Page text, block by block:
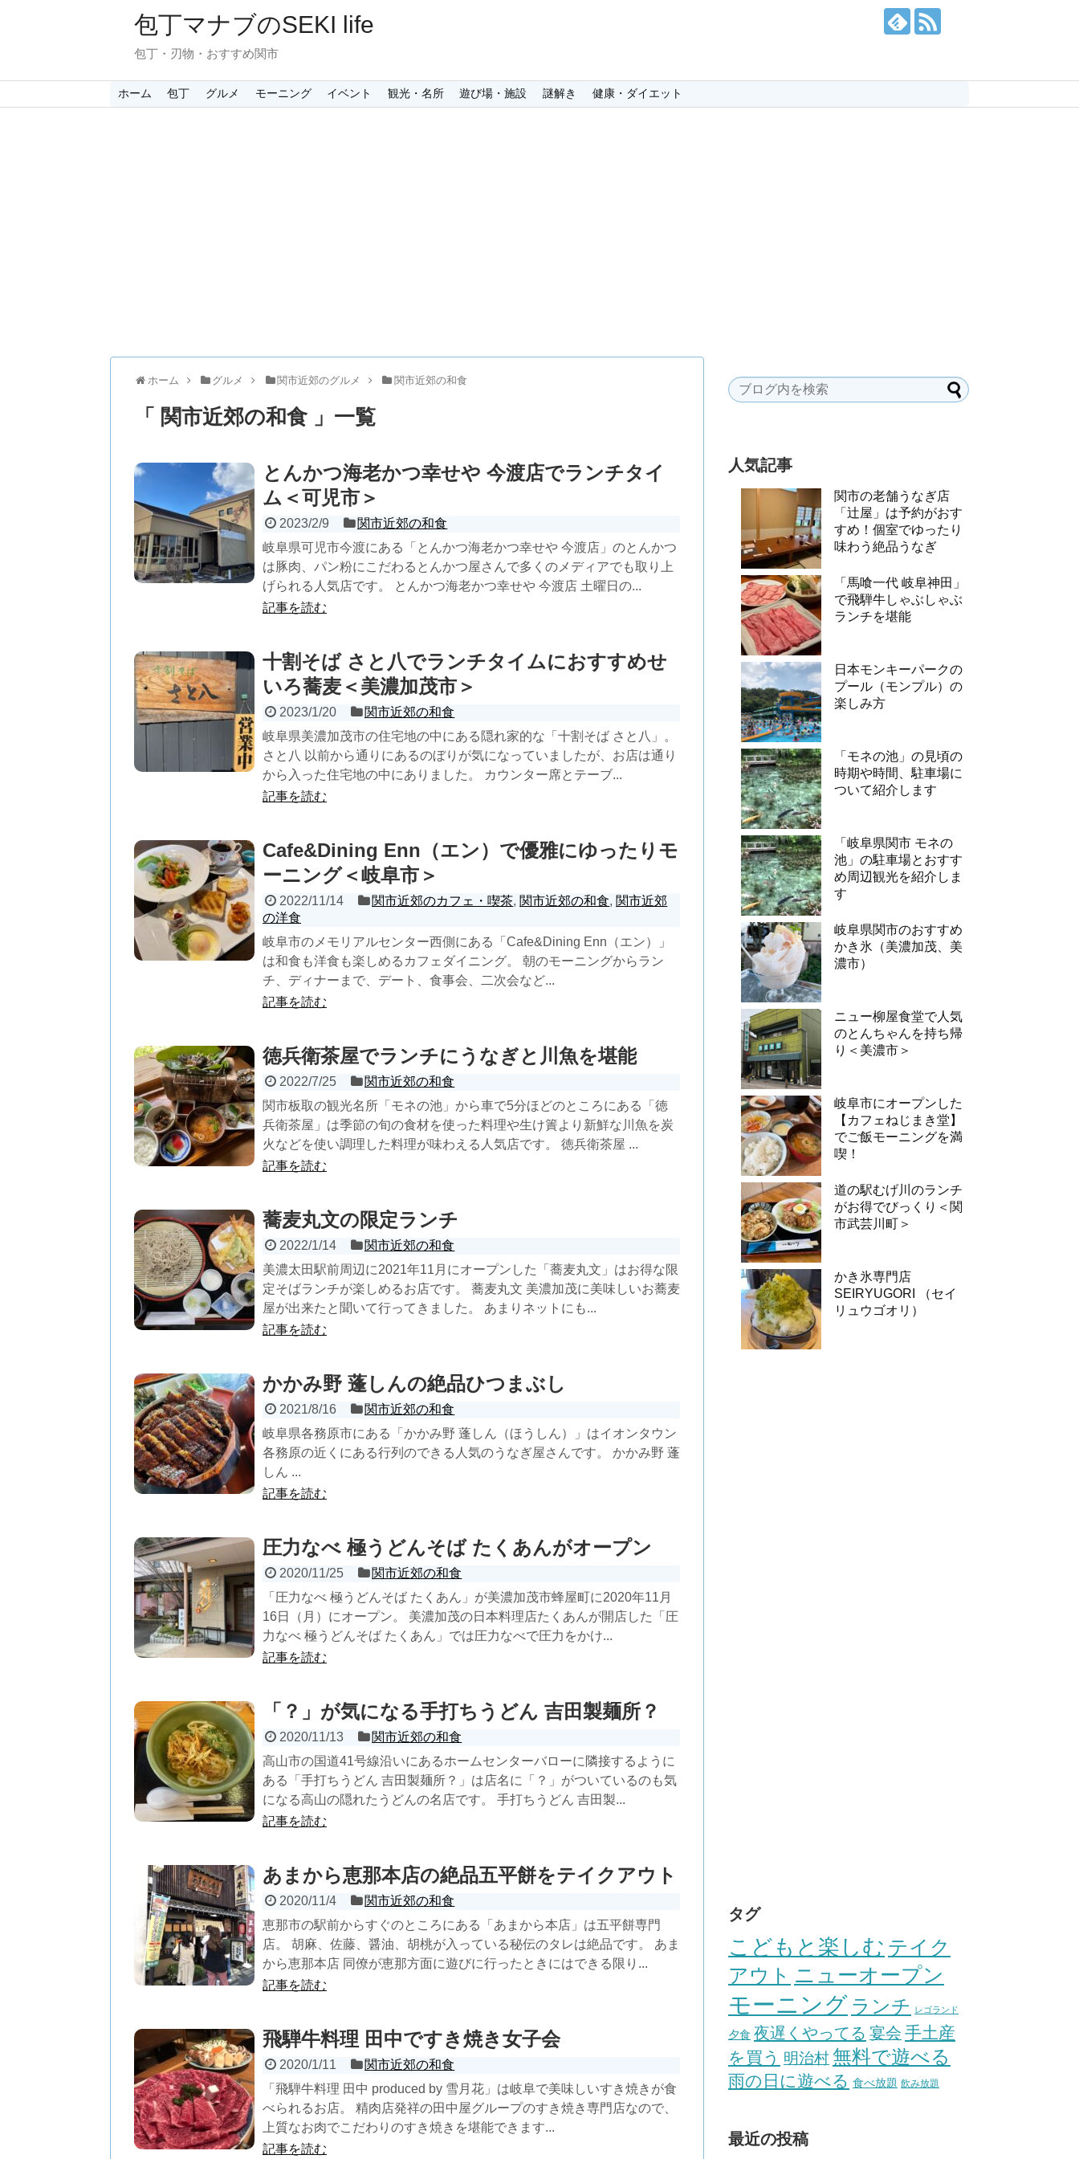
包丁マナブのSEKI life
包丁・刃物・おすすめ関市
ホーム 包丁 グルメ モーニング イベント 観光・名所 遊び場・施設 謎解き 健康・ダイエット
ホーム グルメ 関市近郊のグルメ 関市近郊の和食
「 関市近郊の和食 」一覧
とんかつ海老かつ幸せや 今渡店でランチタイ
ム＜可児市＞
2023/2/9
関市近郊の和食
岐阜県可児市今渡にある「とんかつ海老かつ幸せや 今渡店」のとんかつ
は豚肉、パン粉にこだわるとんかつ屋さんで多くのメディアでも取り上
げられる人気店です。 とんかつ海老かつ幸せや 今渡店 土曜日の...
記事を読む
十割そば さと八でランチタイムにおすすめせ
いろ蕎麦＜美濃加茂市＞
2023/1/20
関市近郊の和食
岐阜県美濃加茂市の住宅地の中にある隠れ家的な「十割そば さと八」。
さと八 以前から通りにあるのぼりが気になっていましたが、お店は通り
から入った住宅地の中にありました。 カウンター席とテーブ...
記事を読む
Cafe&Dining Enn（エン）で優雅にゆったりモ
ーニング＜岐阜市＞
2022/11/14 関市近郊のカフェ・喫茶, 関市近郊の和食, 関市近郊
の洋食
岐阜市のメモリアルセンター西側にある「Cafe&Dining Enn（エン）」
は和食も洋食も楽しめるカフェダイニング。 朝のモーニングからラン
チ、ディナーまで、デート、食事会、二次会など...
記事を読む
徳兵衛茶屋でランチにうなぎと川魚を堪能
2022/7/25
関市近郊の和食
関市板取の観光名所「モネの池」から車で5分ほどのところにある「徳
兵衛茶屋」は季節の旬の食材を使った料理や生け簀より新鮮な川魚を炭
火などを使い調理した料理が味わえる人気店です。 徳兵衛茶屋 ...
記事を読む
蕎麦丸文の限定ランチ
2022/1/14
関市近郊の和食
美濃太田駅前周辺に2021年11月にオープンした「蕎麦丸文」はお得な限
定そばランチが楽しめるお店です。 蕎麦丸文 美濃加茂に美味しいお蕎麦
屋が出来たと聞いて行ってきました。 あまりネットにも...
記事を読む
かかみ野 蓬しんの絶品ひつまぶし
2021/8/16
関市近郊の和食
岐阜県各務原市にある「かかみ野 蓬しん（ほうしん）」はイオンタウン
各務原の近くにある行列のできる人気のうなぎ屋さんです。 かかみ野 蓬
しん ...
記事を読む
圧力なべ 極うどんそば たくあんがオープン
2020/11/25
関市近郊の和食
「圧力なべ 極うどんそば たくあん」が美濃加茂市蜂屋町に2020年11月
16日（月）にオープン。 美濃加茂の日本料理店たくあんが開店した「圧
力なべ 極うどんそば たくあん」では圧力なべで圧力をかけ...
記事を読む
「？」が気になる手打ちうどん 吉田製麺所？
2020/11/13
関市近郊の和食
高山市の国道41号線沿いにあるホームセンターバローに隣接するように
ある「手打ちうどん 吉田製麺所？」は店名に「？」がついているのも気
になる高山の隠れたうどんの名店です。 手打ちうどん 吉田製...
記事を読む
あまから恵那本店の絶品五平餅をテイクアウト
2020/11/4
関市近郊の和食
恵那市の駅前からすぐのところにある「あまから本店」は五平餅専門
店。 胡麻、佐藤、醤油、胡桃が入っている秘伝のタレは絶品です。 あま
から恵那本店 同僚が恵那方面に遊びに行ったときにはできる限り...
記事を読む
飛騨牛料理 田中ですき焼き女子会
2020/1/11
関市近郊の和食
「飛騨牛料理 田中 produced by 雪月花」は岐阜で美味しいすき焼きが食
べられるお店。 精肉店発祥の田中屋グループのすき焼き専門店なので、
上質なお肉でこだわりのすき焼きを堪能できます...
記事を読む
人気記事
関市の老舗うなぎ店
「辻屋」は予約がおす
すめ！個室でゆったり
味わう絶品うなぎ
「馬喰一代 岐阜神田」
で飛騨牛しゃぶしゃぶ
ランチを堪能
日本モンキーパークの
プール（モンプル）の
楽しみ方
「モネの池」の見頃の
時期や時間、駐車場に
ついて紹介します
「岐阜県関市 モネの
池」の駐車場とおすす
め周辺観光を紹介しま
す
岐阜県関市のおすすめ
かき氷（美濃加茂、美
濃市）
ニュー柳屋食堂で人気
のとんちゃんを持ち帰
り＜美濃市＞
岐阜市にオープンした
【カフェねじまき堂】
でご飯モーニングを満
喫！
道の駅むげ川のランチ
がお得でびっくり＜関
市武芸川町＞
かき氷専門店
SEIRYUGORI （セイ
リュウゴオリ）
タグ
こどもと楽しむ テイク
アウト ニューオープン
モーニング ランチ レゴランド
夕食 夜遅くやってる 宴会 手土産
を買う 明治村無料で遊べる
雨の日に遊べる 食べ放題 飲み放題
最近の投稿